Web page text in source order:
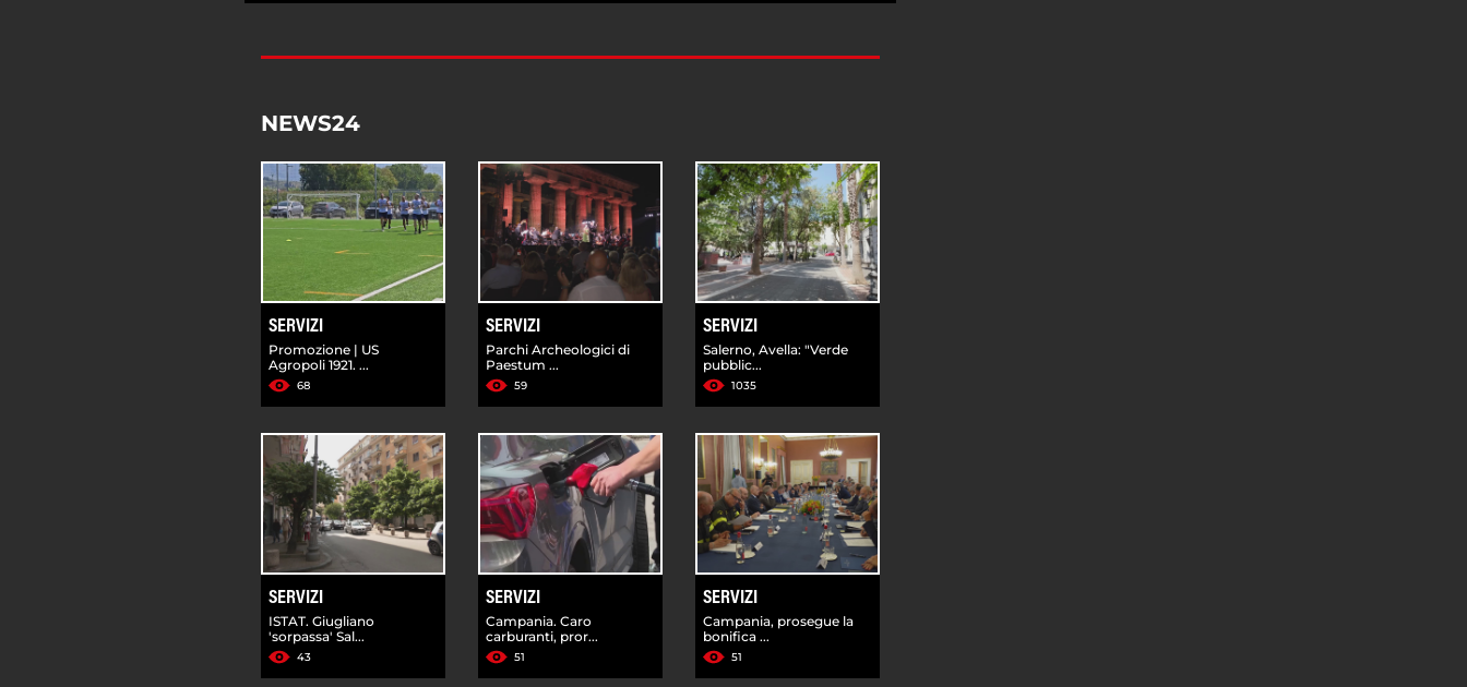
NEWS24
SERVIZI
Promozione | US
Agropoli 1921. ...
68
SERVIZI
Parchi Archeologici di
Paestum ...
59
SERVIZI
Salerno, Avella: "Verde
pubblic...
1035
SERVIZI
ISTAT. Giugliano
'sorpassa' Sal...
43
SERVIZI
Campania. Caro
carburanti, pror...
51
SERVIZI
Campania, prosegue la
bonifica ...
51